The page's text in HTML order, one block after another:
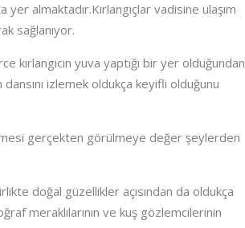
almaktadır.Kırlangıçlar vadisine ulaşım
sağlanıyor.
kırlangıcın yuva yaptığı bir yer olduğundan
dansını izlemek oldukça keyifli olduğunu
gerçekten görülmeye değer şeylerden
doğal güzellikler açısından da oldukça
meraklılarının ve kuş gözlemcilerinin